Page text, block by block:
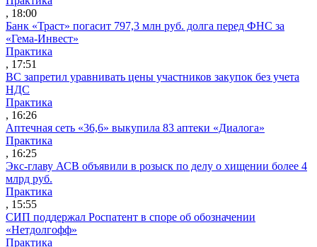
, 18:00
Банк «Траст» погасит 797,3 млн руб. долга перед ФНС за
«Гема-Инвест»
Практика
, 17:51
ВС запретил уравнивать цены участников закупок без учета
НДС
Практика
, 16:26
Аптечная сеть «36,6» выкупила 83 аптеки «Диалога»
Практика
, 16:25
Экс-главу АСВ объявили в розыск по делу о хищении более 4
млрд руб.
Практика
, 15:55
СИП поддержал Роспатент в споре об обозначении
«Нетдолгофф»
Практика